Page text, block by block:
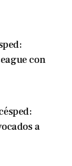
con
a